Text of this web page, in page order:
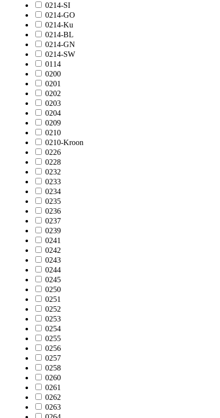
0214-SI
0214-GO
0214-Ku
0214-BL
0214-GN
0214-SW
0114
0200
0201
0202
0203
0204
0209
0210
0210-Kroon
0226
0228
0232
0233
0234
0235
0236
0237
0239
0241
0242
0243
0244
0245
0250
0251
0252
0253
0254
0255
0256
0257
0258
0260
0261
0262
0263